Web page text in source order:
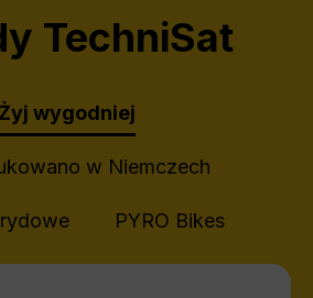
TechniSat
Żyj wygodniej
w Niemczech
PYRO Bikes